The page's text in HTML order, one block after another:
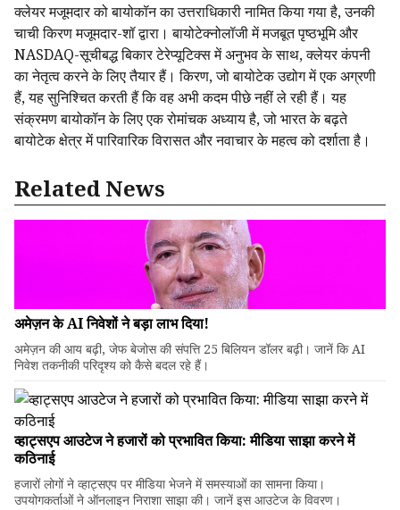
क्लेयर मजूमदार को बायोकॉन का उत्तराधिकारी नामित किया गया है, उनकी
चाची किरण मजूमदार-शॉ द्वारा। बायोटेक्नोलॉजी में मजबूत पृष्ठभूमि और
NASDAQ-सूचीबद्ध बिकार टेरेप्यूटिक्स में अनुभव के साथ, क्लेयर कंपनी
का नेतृत्व करने के लिए तैयार हैं। किरण, जो बायोटेक उद्योग में एक अग्रणी
हैं, यह सुनिश्चित करती हैं कि वह अभी कदम पीछे नहीं ले रही हैं। यह
संक्रमण बायोकॉन के लिए एक रोमांचक अध्याय है, जो भारत के बढ़ते
बायोटेक क्षेत्र में पारिवारिक विरासत और नवाचार के महत्व को दर्शाता है।
Related News
अमेज़न के AI निवेशों ने बड़ा लाभ दिया!
अमेज़न की आय बढ़ी, जेफ बेजोस की संपत्ति 25 बिलियन डॉलर बढ़ी। जानें कि AI
निवेश तकनीकी परिदृश्य को कैसे बदल रहे हैं।
व्हाट्सएप आउटेज ने हजारों को प्रभावित किया: मीडिया साझा करने में
कठिनाई
हजारों लोगों ने व्हाट्सएप पर मीडिया भेजने में समस्याओं का सामना किया।
उपयोगकर्ताओं ने ऑनलाइन निराशा साझा की। जानें इस आउटेज के विवरण।